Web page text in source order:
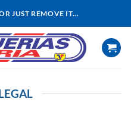
JUST REMOVE IT...